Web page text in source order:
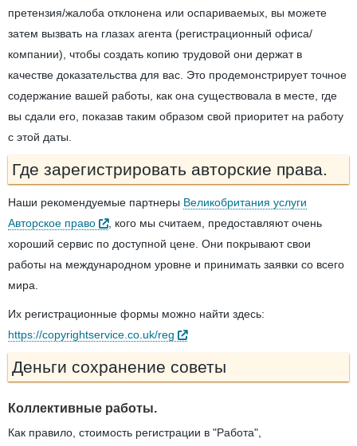
претензия/жалоба отклонена или оспариваемых, вы можете
затем вызвать на глазах агента (регистрационный офиса/
компании), чтобы создать копию трудовой они держат в
качестве доказательства для вас. Это продемонстрирует точное
содержание вашей работы, как она существовала в месте, где
вы сдали его, показав таким образом свой приоритет на работу
с этой даты.
Где зарегистрировать авторские права.
Наши рекомендуемые партнеры Великобритания услуги
Авторское право
, кого мы считаем, предоставляют очень
хороший сервис по доступной цене. Они покрывают свои
работы на международном уровне и принимать заявки со всего
мира.
Их регистрационные формы можно найти здесь:
https://copyrightservice.co.uk/reg
Деньги сохранение советы
Коллективные работы.
Как правило, стоимость регистрации в "Работа",